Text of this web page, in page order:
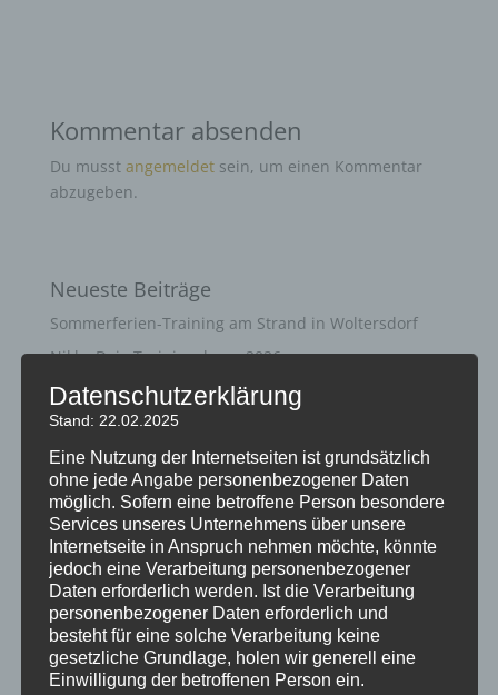
Kommentar absenden
Du musst angemeldetsein, um einen Kommentar
abzugeben.
Neueste Beiträge
Sommerferien-Training am Strand in Woltersdorf
Nikko Dojo Trainingslager 2026
Nikko Dojo Lauf 2026
Tino Weichert 3.Dan im DKV
1. Rangliste 2026
Archiv
Juli 2026
Juni 2026
Mai 2026
März 2026
Februar 2026
Datenschutzerklärung
Stand: 22.02.2025
Eine Nutzung der Internetseiten ist grundsätzlich
ohne jede Angabe personenbezogener Daten
möglich. Sofern eine betroffene Person besondere
Services unseres Unternehmens über unsere
Internetseite in Anspruch nehmen möchte, könnte
jedoch eine Verarbeitung personenbezogener
Daten erforderlich werden. Ist die Verarbeitung
personenbezogener Daten erforderlich und
besteht für eine solche Verarbeitung keine
gesetzliche Grundlage, holen wir generell eine
Einwilligung der betroffenen Person ein.